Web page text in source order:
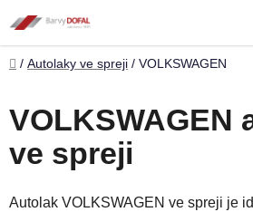
na
obsah
Domů
/ Autolaky ve spreji / VOLKSWAGEN
VOLKSWAGEN
ve spreji
Autolak VOLKSWAGEN ve spreji je